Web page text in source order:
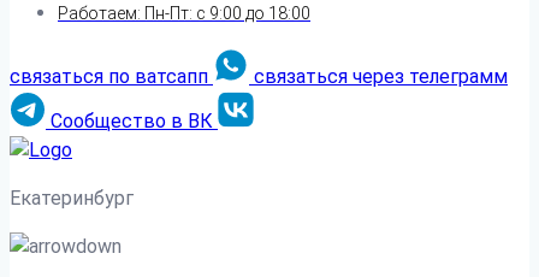
Работаем: Пн-Пт: с 9:00 до 18:00
связаться по ватсапп
связаться через телеграмм
Сообщество в ВК
Екатеринбург